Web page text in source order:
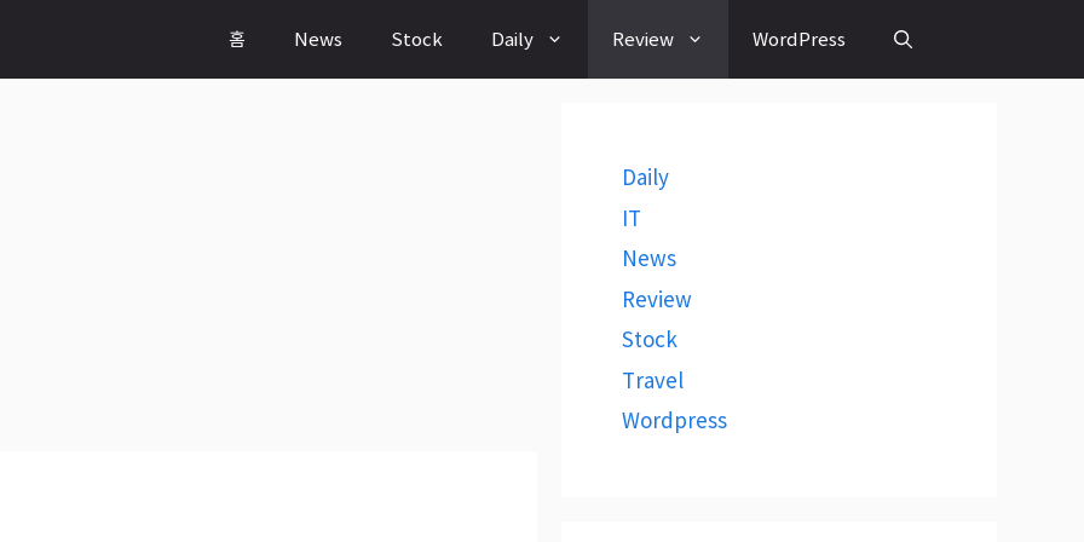
홈 News Stock Daily Review WordPress
Daily
IT
News
Review
Stock
Travel
Wordpress